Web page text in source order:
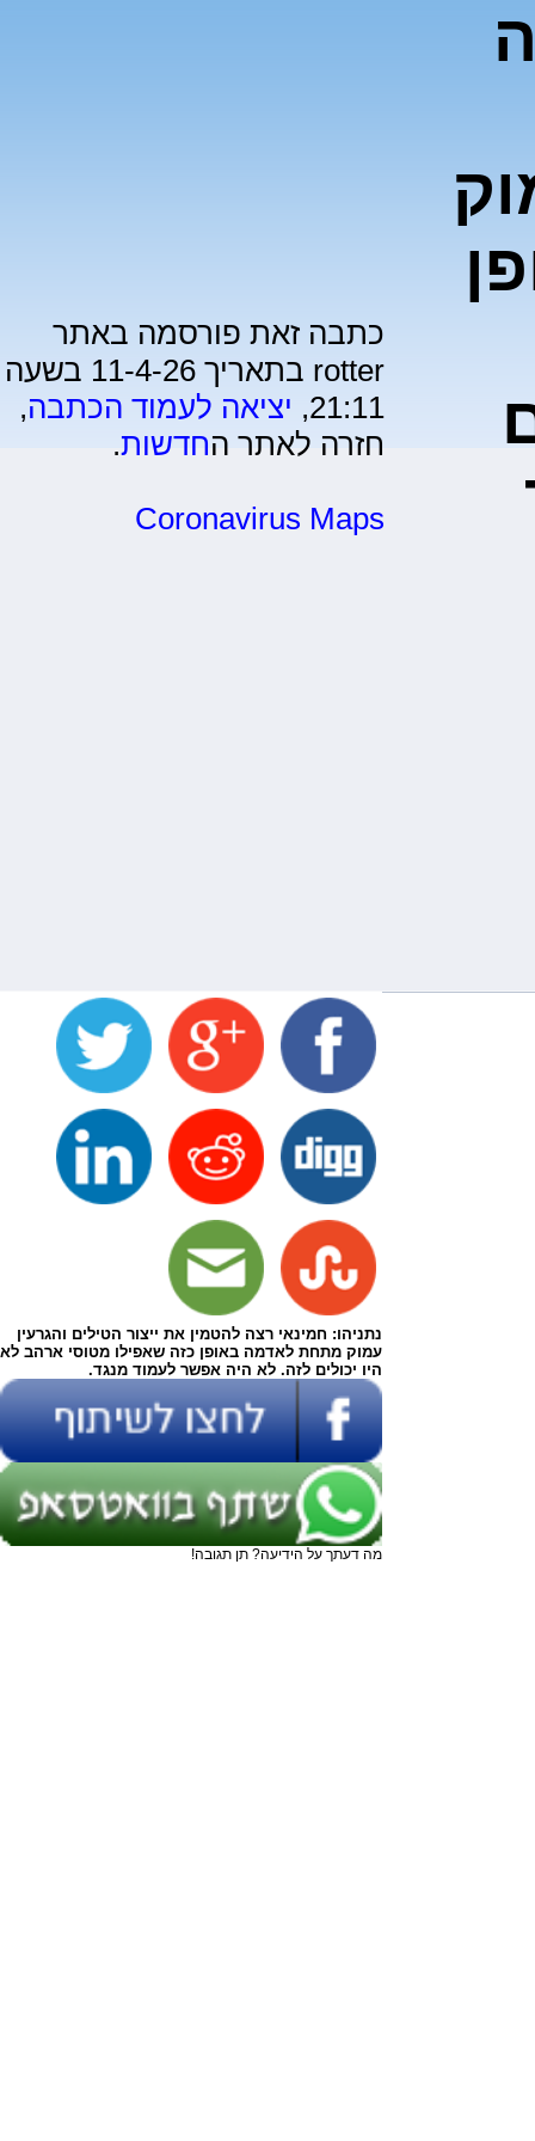
כתבה זאת פורסמה באתר
rotter בתאריך 11-4-26 בשעה
21:11, יציאה לעמוד הכתבה,
חזרה לאתר החדשות.
Coronavirus Maps
נתניהו: חמינאי רצה להטמין את ייצור הטילים והגרעין
עמוק מתחת לאדמה באופן כזה שאפילו מטוסי ארהב לא
היו יכולים לזה. לא היה אפשר לעמוד מנגד.
מה דעתך על הידיעה? תן תגובה!